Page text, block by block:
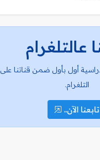
عالتلغرام
أول بأول ضمن قناتنا على
التلغرام.
تابعنا الآن..